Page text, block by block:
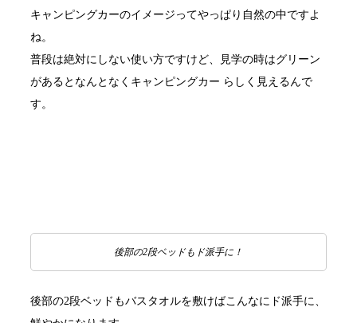
キャンピングカーのイメージってやっぱり自然の中ですよ
ね。
普段は絶対にしない使い方ですけど、見学の時はグリーン
があるとなんとなくキャンピングカー らしく見えるんで
す。
後部の2段ベッドもド派手に！
後部の2段ベッドもバスタオルを敷けばこんなにド派手に、